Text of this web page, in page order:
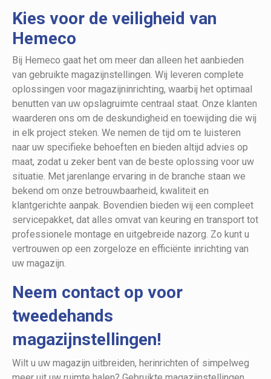
Kies voor de veiligheid van
Hemeco
Bij Hemeco gaat het om meer dan alleen het aanbieden
van gebruikte magazijnstellingen. Wij leveren complete
oplossingen voor magazijninrichting, waarbij het optimaal
benutten van uw opslagruimte centraal staat. Onze klanten
waarderen ons om de deskundigheid en toewijding die wij
in elk project steken. We nemen de tijd om te luisteren
naar uw specifieke behoeften en bieden altijd advies op
maat, zodat u zeker bent van de beste oplossing voor uw
situatie. Met jarenlange ervaring in de branche staan we
bekend om onze betrouwbaarheid, kwaliteit en
klantgerichte aanpak. Bovendien bieden wij een compleet
servicepakket, dat alles omvat van keuring en transport tot
professionele montage en uitgebreide nazorg. Zo kunt u
vertrouwen op een zorgeloze en efficiënte inrichting van
uw magazijn.
Neem contact op voor
tweedehands
magazijnstellingen!
Wilt u uw magazijn uitbreiden, herinrichten of simpelweg